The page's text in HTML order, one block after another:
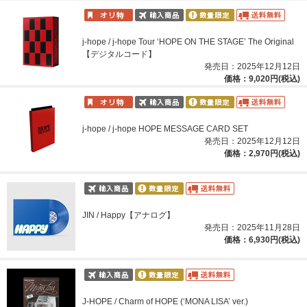
j-hope / j-hope Tour ‘HOPE ON THE STAGE’ The Original
【デジタルコード】
発売日：2025年12月12日
価格：9,020円(税込)
j-hope / j-hope HOPE MESSAGE CARD SET
発売日：2025年12月12日
価格：2,970円(税込)
JIN / Happy【アナログ】
発売日：2025年11月28日
価格：6,930円(税込)
J-HOPE / Charm of HOPE (‘MONA LISA’ ver.)